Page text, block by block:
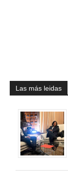
Las más leidas